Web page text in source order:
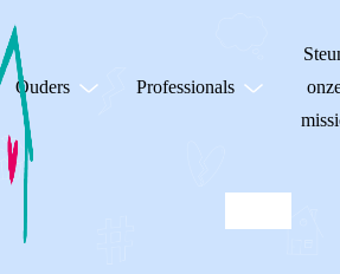
Ouders Professionals